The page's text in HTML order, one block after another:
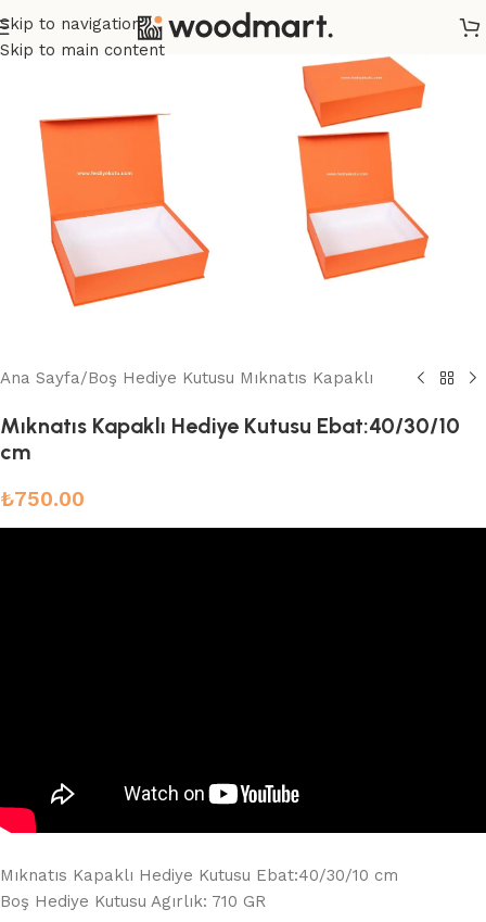
Skip to navigation
Skip to main content
Ana Sayfa/Boş Hediye Kutusu Mıknatıs Kapaklı
Mıknatıs Kapaklı Hediye Kutusu Ebat:40/30/10
cm
₺750.00
Mıknatıs Kapaklı Hediye Kutusu Ebat:40/30/10 cm
Boş Hediye Kutusu Agırlık: 710 GR